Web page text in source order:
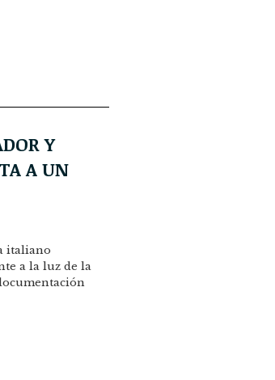
Y
A UN
italiano
a la luz de la